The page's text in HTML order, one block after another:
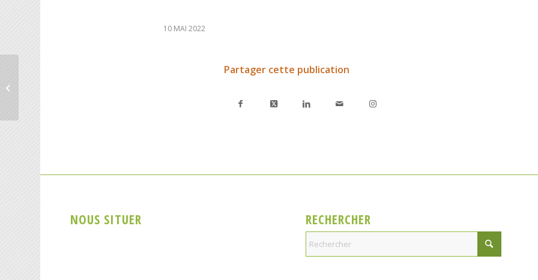
10 MAI 2022
Partager cette publication
NOUS SITUER RECHERCHER